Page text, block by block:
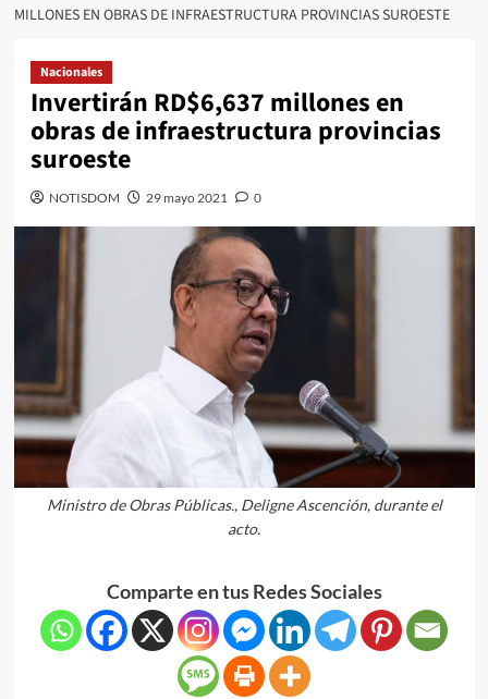
MILLONES EN OBRAS DE INFRAESTRUCTURA PROVINCIAS SUROESTE
Nacionales
Invertirán RD$6,637 millones en
obras de infraestructura provincias
suroeste
NOTISDOM 29 mayo 2021 0
Ministro de Obras Públicas., Deligne Ascención, durante el
acto.
Comparte en tus Redes Sociales